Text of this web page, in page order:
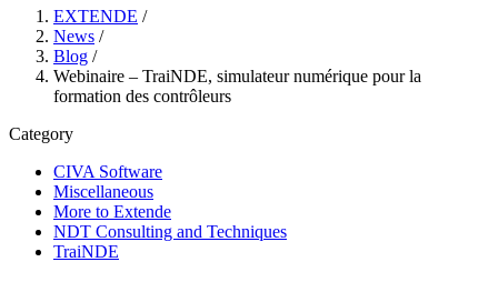
EXTENDE /
News /
Blog /
Webinaire – TraiNDE, simulateur numérique pour la
formation des contrôleurs
Category
CIVA Software
Miscellaneous
More to Extende
NDT Consulting and Techniques
TraiNDE